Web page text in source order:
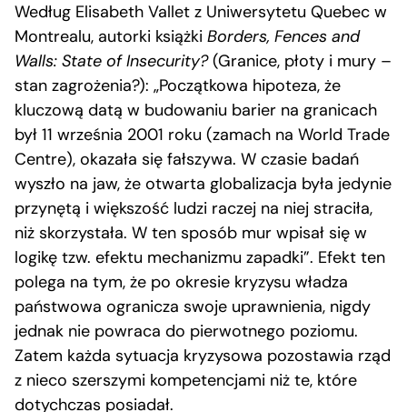
Według Elisabeth Vallet z Uniwersytetu Quebec w
Montrealu, autorki książki Borders, Fences and
Walls: State of Insecurity?(Granice, płoty i mury –
stan zagrożenia?): „Początkowa hipoteza, że
kluczową datą w budowaniu barier na granicach
był 11 września 2001 roku (zamach na World Trade
Centre), okazała się fałszywa. W czasie badań
wyszło na jaw, że otwarta globalizacja była jedynie
przynętą i większość ludzi raczej na niej straciła,
niż skorzystała. W ten sposób mur wpisał się w
logikę tzw. efektu mechanizmu zapadki”. Efekt ten
polega na tym, że po okresie kryzysu władza
państwowa ogranicza swoje uprawnienia, nigdy
jednak nie powraca do pierwotnego poziomu.
Zatem każda sytuacja kryzysowa pozostawia rząd
z nieco szerszymi kompetencjami niż te, które
dotychczas posiadał.